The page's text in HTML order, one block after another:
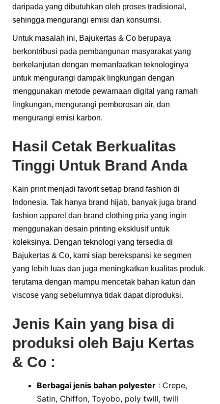
daripada yang dibutuhkan oleh proses tradisional,
sehingga mengurangi emisi dan konsumsi.
Untuk masalah ini, Bajukertas & Co berupaya
berkontribusi pada pembangunan masyarakat yang
berkelanjutan dengan memanfaatkan teknologinya
untuk mengurangi dampak lingkungan dengan
menggunakan metode pewarnaan digital yang ramah
lingkungan, mengurangi pemborosan air, dan
mengurangi emisi karbon.
Hasil Cetak Berkualitas
Tinggi Untuk Brand Anda
Kain print menjadi favorit setiap brand fashion di
Indonesia. Tak hanya brand hijab, banyak juga brand
fashion apparel dan brand clothing pria yang ingin
menggunakan desain printing eksklusif untuk
koleksinya. Dengan teknologi yang tersedia di
Bajukertas & Co, kami siap berekspansi ke segmen
yang lebih luas dan juga meningkatkan kualitas produk,
terutama dengan mampu mencetak bahan katun dan
viscose yang sebelumnya tidak dapat diproduksi.
Jenis Kain yang bisa di
produksi oleh Baju Kertas
& Co :
Berbagai jenis bahan polyester : Crepe,
Satin, Chiffon, Toyobo, poly twill, twill